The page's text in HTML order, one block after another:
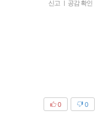
신고 | 공감 확인
0
0